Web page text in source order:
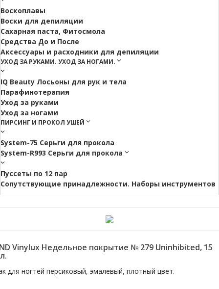
Воскоплавы
Воски для депиляции
Сахарная паста, Фитосмола
Средства До и После
Аксессуары и расходники для депиляции
УХОД ЗА РУКАМИ. УХОД ЗА НОГАМИ.
IQ Beauty Лосьоны для рук и тела
Парафинотерапия
Уход за руками
Уход за ногами
ПИРСИНГ И ПРОКОЛ УШЕЙ
System-75 Серьги для прокола
System-R993 Серьги для прокола
Пуссеты по 12 пар
Cопутствующие принадлежности. Наборы инструментов
Vinylux Недельное покрытие № 279 Uninhibited, 15
для ногтей персиковый, эмалевый, плотный цвет.